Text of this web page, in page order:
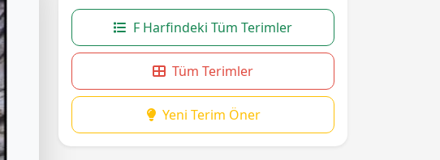
F Harfindeki Tüm Terimler
Tüm Terimler
Yeni Terim Öner